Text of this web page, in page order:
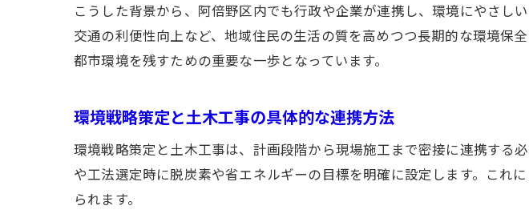
こうした背景から、阿倍野区内でも行政や企業が連携し、環境にやさし
交通の利便性向上など、地域住民の生活の質を高めつつ長期的な環境保
都市環境を残すための重要な一歩となっています。
環境戦略策定と土木工事の具体的な連携方法
環境戦略策定と土木工事は、計画段階から現場施工まで密接に連携する
や工法選定時に脱炭素や省エネルギーの目標を明確に設定します。これ
られます。